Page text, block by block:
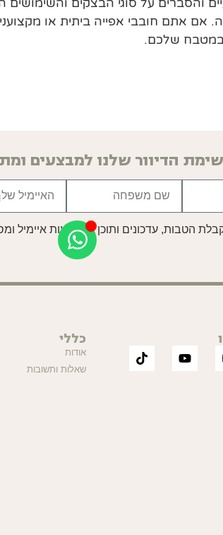
והסברים על סוגי הבצקים
אם אתם חובבי אפייה ביתית או
במטבח שלכם.
הדיוור שלנו למבצעים
הטבות, עדכונים ותוכן באמצעות איימיל
כללי
אודות
שאלות ותשובות